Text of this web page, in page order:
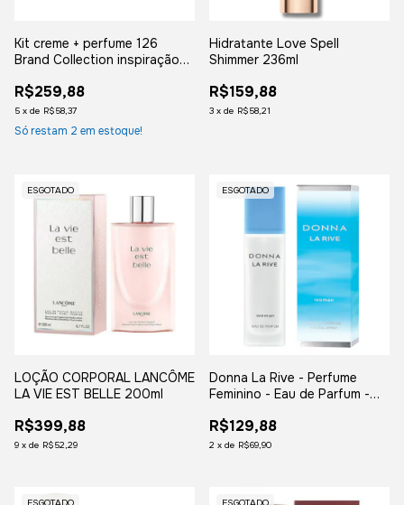
Kit creme + perfume 126
Brand Collection inspiração
R$259,88
5 x de R$58,37
Só restam 2 em estoque!
Hidratante Love Spell
Shimmer 236ml
R$159,88
3 x de R$58,21
ESGOTADO
LOÇÃO CORPORAL LANCÔME
LA VIE EST BELLE 200ml
R$399,88
9 x de R$52,29
ESGOTADO
Donna La Rive - Perfume
Feminino - Eau de Parfum -
R$129,88
2 x de R$69,90